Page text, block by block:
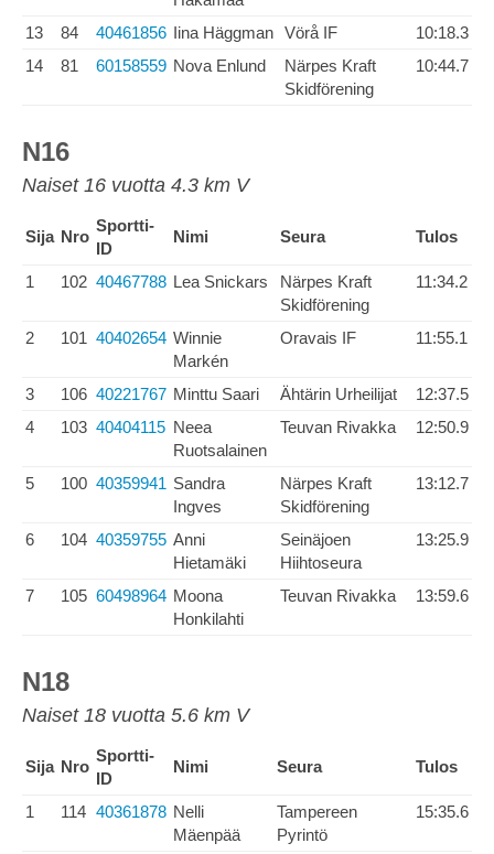
13
84 40461856 Iina Häggman Vörå IF
10:18.3
14
81 60158559 Nova Enlund
Närpes Kraft
Skidförening
10:44.7
N16
Naiset 16 vuotta 4.3 km V
Sija Nro
Sportti-
ID
Nimi Seura Tulos
1 102 40467788 Lea Snickars
Närpes Kraft
Skidförening
11:34.2
2 101 40402654 Winnie
Markén
Oravais IF 11:55.1
3 106 40221767 Minttu Saari Ähtärin Urheilijat
12:37.5
4
103 40404115 Neea
Ruotsalainen
Teuvan Rivakka 12:50.9
5 100 40359941 Sandra
Ingves
Närpes Kraft
Skidförening
13:12.7
6 104 40359755 Anni
Hietamäki
Seinäjoen
Hiihtoseura
13:25.9
7 105 60498964 Moona
Honkilahti
Teuvan Rivakka 13:59.6
N18
Naiset 18 vuotta 5.6 km V
Sija Nro
Sportti-
ID
Nimi Seura Tulos
1 114 40361878 Nelli
Mäenpää
Tampereen
Pyrintö
15:35.6